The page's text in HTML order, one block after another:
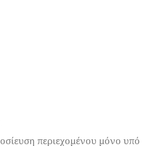
περιεχομένου μόνο υπό